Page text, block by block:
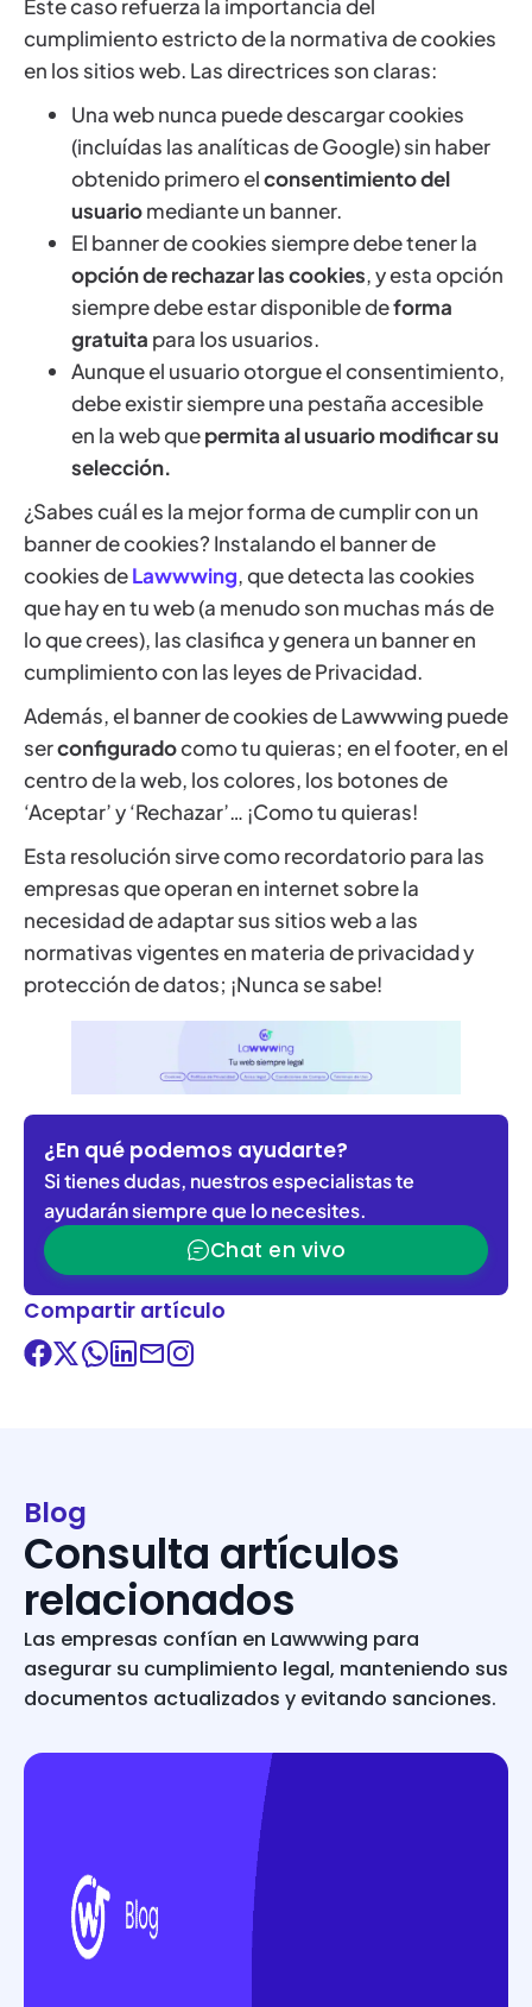
Este caso refuerza la importancia del
cumplimiento estricto de la normativa de cookies
en los sitios web. Las directrices son claras:
Una web nunca puede descargar cookies
(incluídas las analíticas de Google) sin haber
obtenido primero elconsentimiento del
usuariomediante un banner.
El banner de cookies siempre debe tener la
opción de rechazar las cookies, y esta opción
siempre debe estar disponible deforma
gratuita para los usuarios.
Aunque el usuario otorgue el consentimiento,
debe existir siempre una pestaña accesible
en la web quepermita al usuario modificar su
selección.
¿Sabes cuál es la mejor forma de cumplir con un
banner de cookies? Instalando el banner de
cookies deLawwwing, que detecta las cookies
que hay en tu web (a menudo son muchas más de
lo que crees), las clasifica y genera un banner en
cumplimiento con las leyes de Privacidad.
Además, el banner de cookies de Lawwwing puede
serconfiguradocomo tu quieras; en el footer, en el
centro de la web, los colores, los botones de
‘Aceptar’ y ‘Rechazar’… ¡Como tu quieras!
Esta resolución sirve como recordatorio para las
empresas que operan en internet sobre la
necesidad de adaptar sus sitios web a las
normativas vigentes en materia de privacidad y
protección de datos; ¡Nunca se sabe!
¿En qué podemos ayudarte?
Si tienes dudas, nuestros especialistas te
ayudarán siempre que lo necesites.
Chat en vivo
Compartir artículo
Blog
Consulta artículos
relacionados
Las empresas confían en Lawwwing para
asegurar su cumplimiento legal, manteniendo sus
documentos actualizados y evitando sanciones.